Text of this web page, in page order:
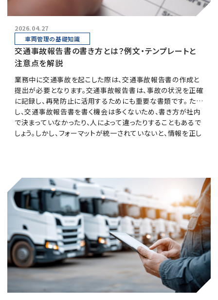
2026.04.27
車両管理の基礎知識
交通事故報告書の書き方とは？例文・テンプレートと
注意点を解説
業務中に交通事故を起こした際は、交通事故報告書の作成と
提出が必要となります。交通事故報告書は、事故の状況を正確
に記録し、再発防止に活用するためにも重要な書類です。 ただ
し、交通事故報告書を書く機会は多くないため、書き方が社内
で決まっていなかったり、人によって違ったりすることもあるで
しょう。しかし、フォーマットが統一されていないと、情報を正し